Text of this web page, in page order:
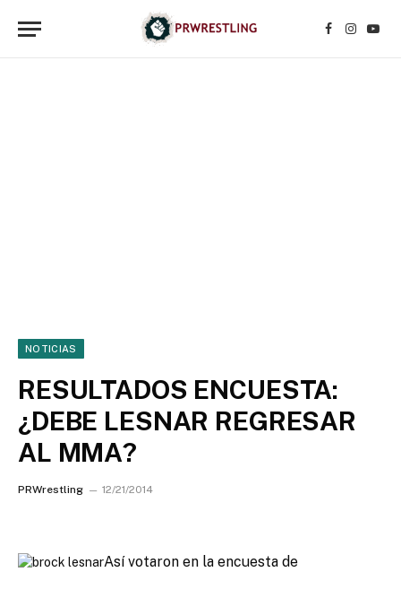
Facebook
NOTICIAS
RESULTADOS ENCUESTA:
¿DEBE LESNAR REGRESAR
AL MMA?
PRWrestling 12/21/2014
Así votaron en la encuesta de